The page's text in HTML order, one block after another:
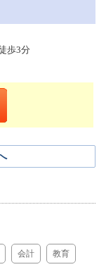
歩3分
会計 教育